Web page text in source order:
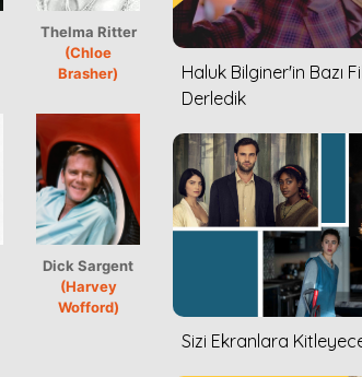
Thelma Ritter
(Chloe
Brasher)
Dick Sargent
(Harvey
Wofford)
Haluk Bilginer'in Bazı
Derledik
Sizi Ekranlara